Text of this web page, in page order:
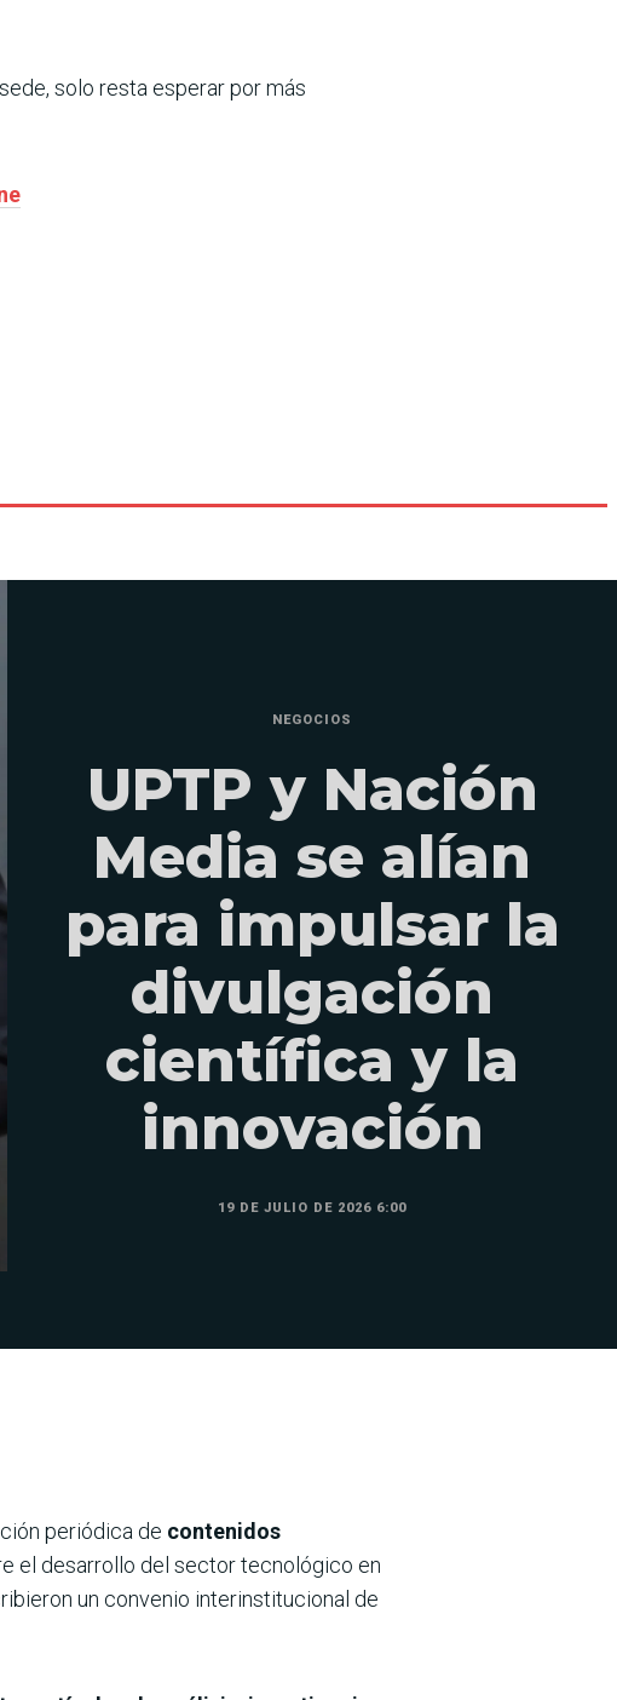
solo resta esperar por más
NEGOCIOS
UPTP y Nación
Media se alían
para impulsar la
divulgación
científica y la
innovación
19 DE JULIO DE 2026 6:00
periódica de contenidos
el desarrollo del sector tecnológico en
un convenio interinstitucional de